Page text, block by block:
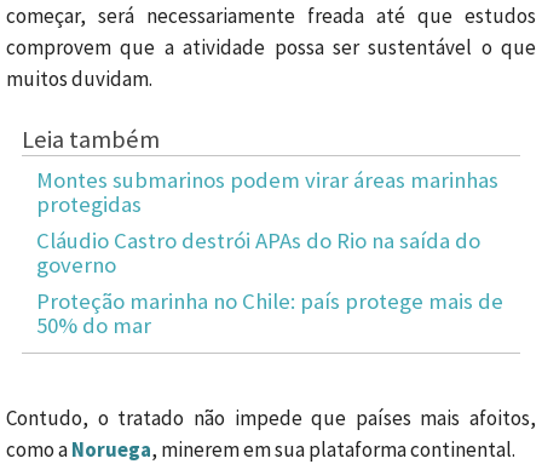
começar, será necessariamente freada até que estudos
comprovem que a atividade possa ser sustentável o que
muitos duvidam.
Leia também
Montes submarinos podem virar áreas marinhas
protegidas
Cláudio Castro destrói APAs do Rio na saída do
governo
Proteção marinha no Chile: país protege mais de
50% do mar
Contudo, o tratado não impede que países mais afoitos,
como aNoruega, minerem em sua plataforma continental.